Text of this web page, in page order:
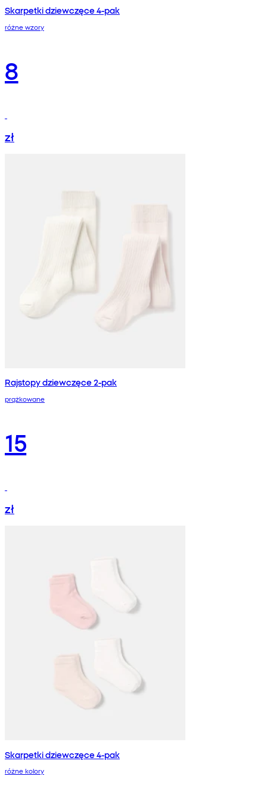
Skarpetki dziewczęce 4-pak
różne wzory
8
zł
Rajstopy dziewczęce 2-pak
prążkowane
15
zł
Skarpetki dziewczęce 4-pak
różne kolory